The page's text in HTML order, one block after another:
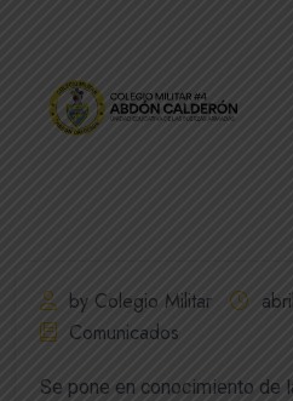
by Colegio Militar
Comunicados
Se pone en conocimiento de